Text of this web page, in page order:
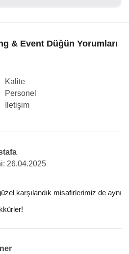
& Event Düğün Yorumları
Kalite
Personel
İletişim
26.04.2025
karşılandık misafirlerimiz de aynı